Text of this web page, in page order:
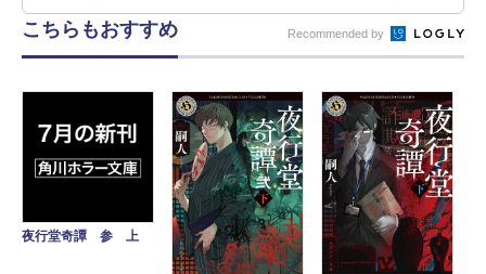
こちらもおすすめ Recommended by
夜行堂奇譚 参 上